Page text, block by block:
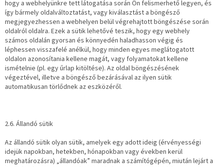
hogy a webhelyünkre tett látogatása során Ön felismerhető legyen, és
így bármely oldalváltoztatást, vagy kiválasztást a böngésző
megjegyezhessen a webhelyen belül végrehajtott böngészése során
oldalról oldalra. Ezek a sütik lehetővé teszik, hogy egy webhely
számos oldalán gyorsan és könnyedén haladhasson végig és
léphessen visszafelé anélkül, hogy minden egyes meglátogatott
oldalon azonosítania kellene magát, vagy folyamatokat kellene
ismételnie (pl. egy űrlap kitöltése). Az oldal böngészésének
végeztével, illetve a böngésző bezárásával az ilyen sütik
automatikusan törlődnek az eszközéről.
2.6. Állandó sütik
Az állandó sütik olyan sütik, amelyek egy adott ideig (érvényességi
idejük napokban, hetekben, hónapokban vagy években kerül
meghatározásra) „állandóak” maradnak a számítógépén, miután lejárt a